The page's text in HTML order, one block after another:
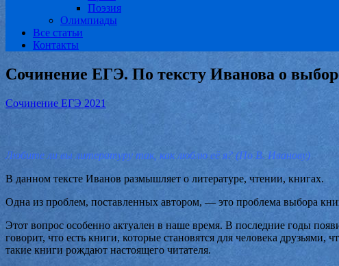
Поэзия
Олимпиады
Все статьи
Контакты
Сочинение ЕГЭ. По тексту Иванова о
Сочинение ЕГЭ 2021
Любите ли вы литературу так, как люблю её я? (По В. Иванову)
В данном тексте Иванов размышляет о литературе, чтении, книгах.
Одна из проблем, поставленных автором, — это проблема выбора
Этот вопрос особенно актуален в наше время. В последние годы
говорит, что есть книги, которые становятся для человека
такие книги рождают настоящего читателя.